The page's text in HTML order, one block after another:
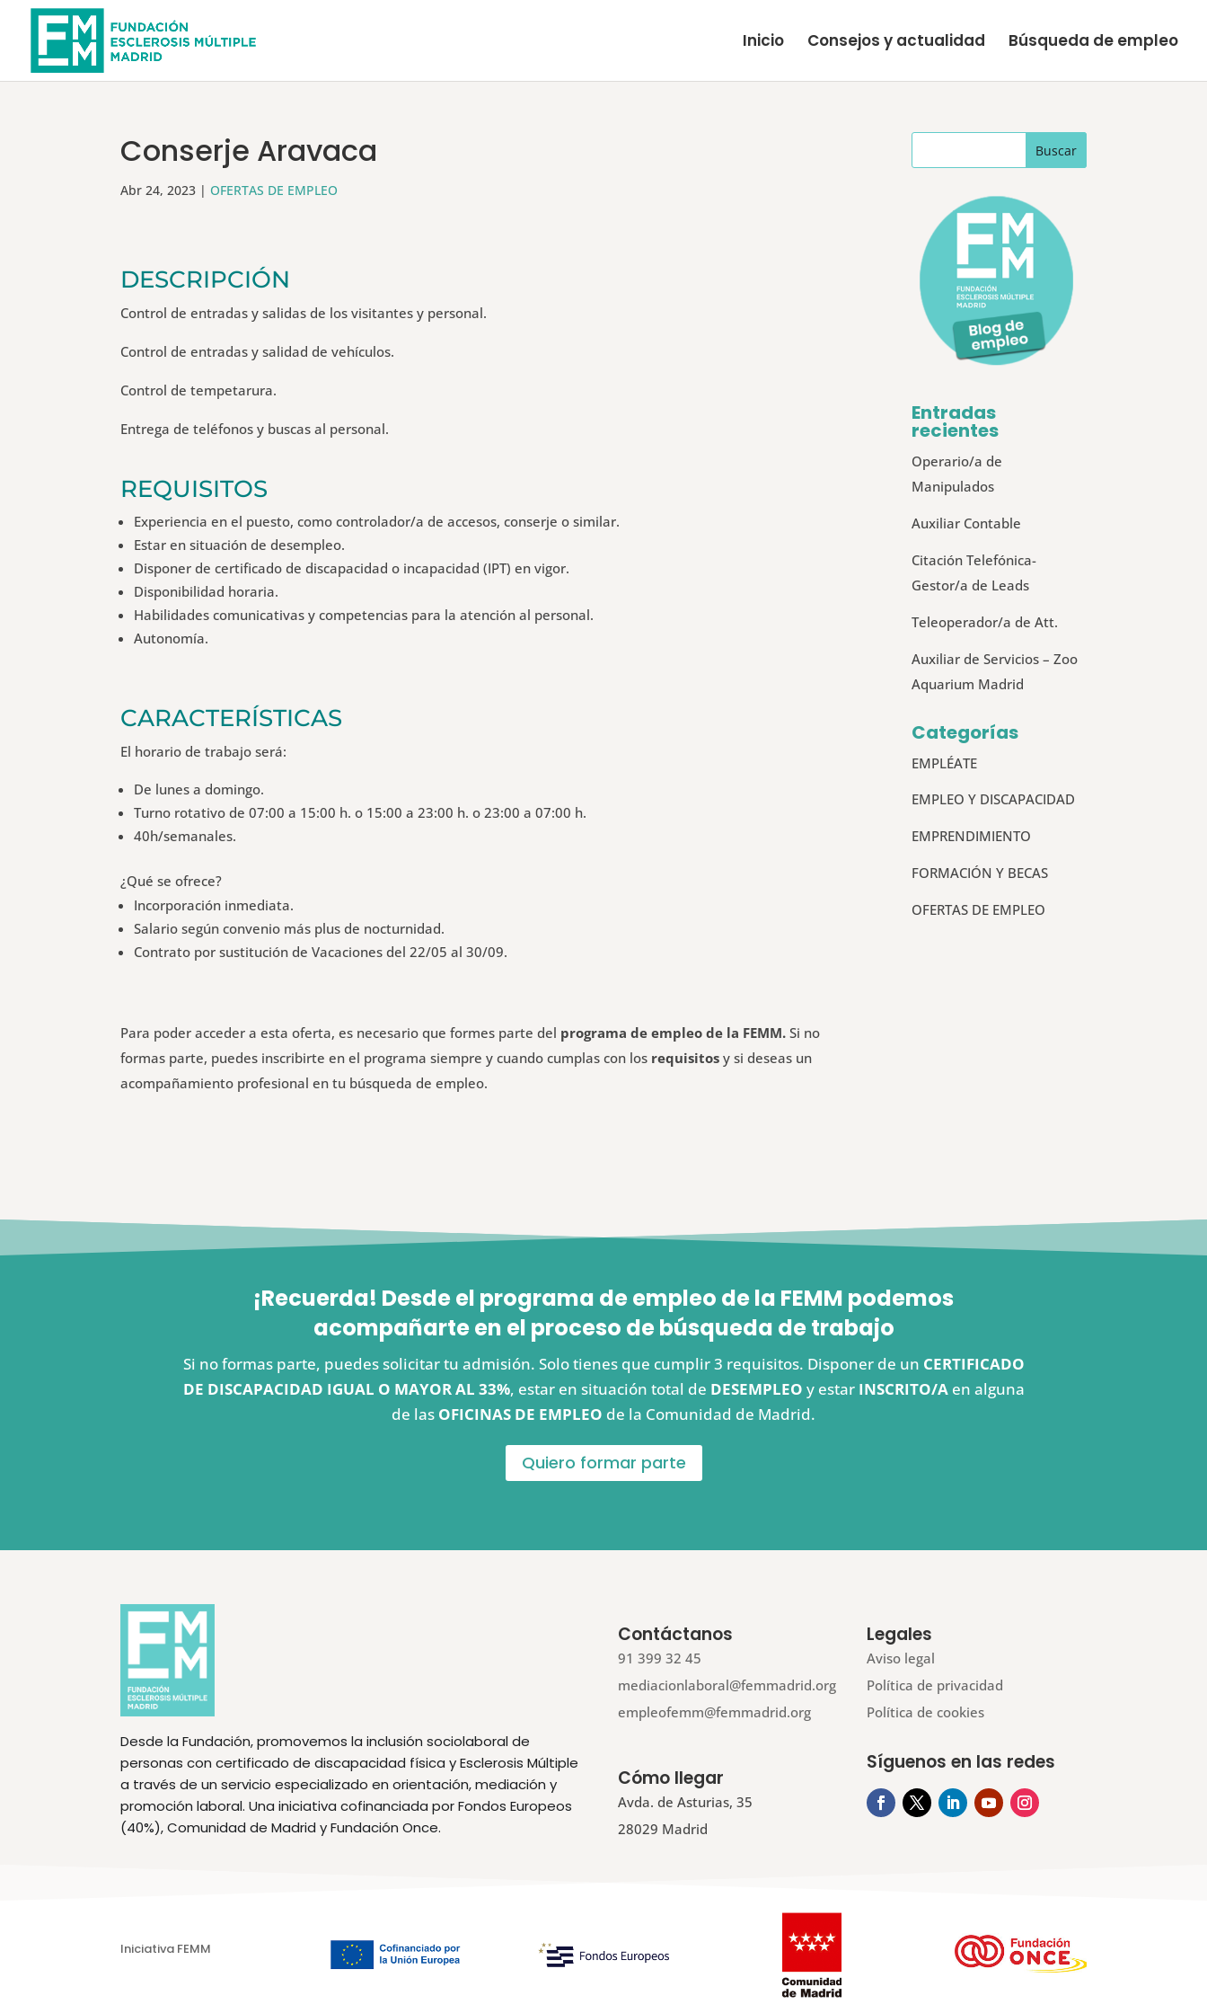
Inicio Consejos y actualidad Búsqueda de empleo
Conserje Aravaca
Abr 24, 2023 |OFERTAS DE EMPLEO
DESCRIPCIÓN
Control de entradas y salidas de los visitantes y personal.
Control de entradas y salidad de vehículos.
Control de tempetarura.
Entrega de teléfonos y buscas al personal.
REQUISITOS
Experiencia en el puesto, como controlador/a de accesos, conserje o similar.
Estar en situación de desempleo.
Disponer de certificado de discapacidad o incapacidad (IPT) en vigor.
Disponibilidad horaria.
Habilidades comunicativas y competencias para la atención al personal.
Autonomía.
CARACTERÍSTICAS
El horario de trabajo será:
De lunes a domingo.
Turno rotativo de 07:00 a 15:00 h. o 15:00 a 23:00 h. o 23:00 a 07:00 h.
40h/semanales.
¿Qué se ofrece?
Incorporación inmediata.
Salario según convenio más plus de nocturnidad.
Contrato por sustitución de Vacaciones del 22/05 al 30/09.
Para poder acceder a esta oferta, es necesario que formes parte del programa de empleo de la FEMM. Si no
formas parte, puedes inscribirte en el programa siempre y cuando cumplas con los requisitos y si deseas un
acompañamiento profesional en tu búsqueda de empleo.
Entradas
recientes
Operario/a de
Manipulados
Auxiliar Contable
Citación Telefónica-
Gestor/a de Leads
Teleoperador/a de Att.
Auxiliar de Servicios – Zoo
Aquarium Madrid
Categorías
EMPLÉATE
EMPLEO Y DISCAPACIDAD
EMPRENDIMIENTO
FORMACIÓN Y BECAS
OFERTAS DE EMPLEO
¡Recuerda! Desde el programa de empleo de la FEMM podemos
acompañarte en el proceso de búsqueda de trabajo
Si no formas parte, puedes solicitar tu admisión. Solo tienes que cumplir 3 requisitos. Disponer de un CERTIFICADO
DE DISCAPACIDAD IGUAL O MAYOR AL 33%, estar en situación total de DESEMPLEO y estar INSCRITO/Aen alguna
de las OFICINAS DE EMPLEO de la Comunidad de Madrid.
Quiero formar parte
Desde la Fundación, promovemos la inclusión sociolaboral de
personas con certificado de discapacidad física y Esclerosis Múltiple
a través de un servicio especializado en orientación, mediación y
promoción laboral. Una iniciativa cofinanciada por Fondos Europeos
(40%), Comunidad de Madrid y Fundación Once.
Contáctanos
91 399 32 45
mediacionlaboral@femmadrid.org
empleofemm@femmadrid.org
Cómo llegar
Avda. de Asturias, 35
28029 Madrid
Legales
Aviso legal
Política de privacidad
Política de cookies
Síguenos en las redes
Iniciativa FEMM